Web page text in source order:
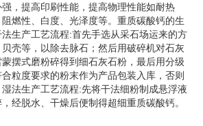
，提高印刷性能，提高物理性能如耐热
燃性、白度、光泽度等。重质碳酸钙的生
生产工艺流程:首先手选从采石场运来的方
壳等，以除去脉石；然后用破碎机对石灰
摆式磨粉碎得到细石灰石粉，最后用分级
粒度要求的粉末作为产品包装入库，否则
法生产工艺流程:先将干法细粉制成悬浮液
经脱水、干燥后便制得超细重质碳酸钙。